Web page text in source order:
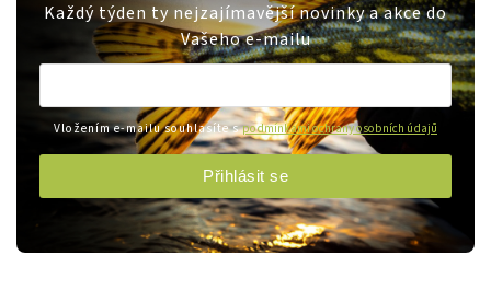
Každý týden ty nejzajímavější novinky a akce do
Vašeho e-mailu
Vložením e-mailu souhlasíte spodmínkami ochrany osobních údajů
Přihlásit se